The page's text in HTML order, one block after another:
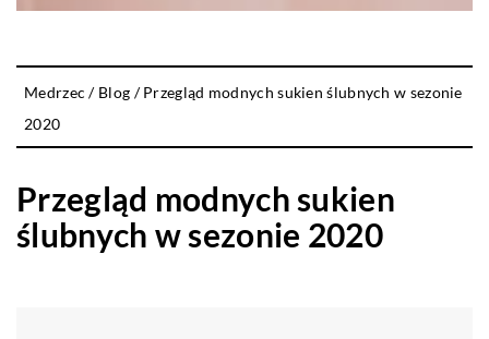
Medrzec / Blog /Przegląd modnych sukien ślubnych w sezonie
2020
Przegląd modnych sukien
ślubnych w sezonie 2020